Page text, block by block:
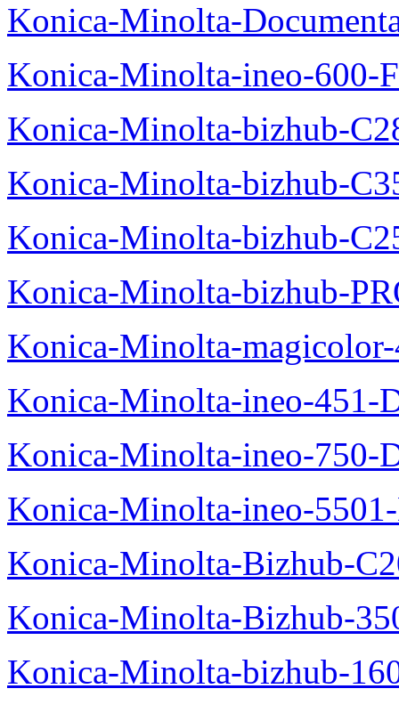
Konica-Minolta-
Konica-Minolta-ineo-600-
Konica-Minolta-bizhub-
Konica-Minolta-bizhub-
Konica-Minolta-bizhub-
Konica-Minolta-bizhub-
Konica-Minolta-
Konica-Minolta-ineo-451-
Konica-Minolta-ineo-750-
Konica-Minolta-ineo-
Konica-Minolta-Bizhub-
Konica-Minolta-Bizhub-
Konica-Minolta-bizhub-